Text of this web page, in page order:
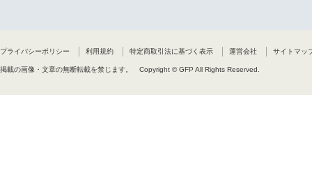
プライバシーポリシー 利用規約 特定商取引法に基づく表示 運営会社 サイトマッ
掲載の画像・文章の無断転載を禁じます。 Copyright © GFP All Rights Reserved.